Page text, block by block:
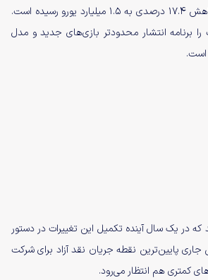
و رزرواسیون خالص با کاهش ۱۷.۴ درصدی به ۱.۵ میلیارد یورو رسیده است.
برنامه انتشار محدودتر بازی‌های جدید و مدل
است.
که در یک سال آینده تکمیل این تغییرات در دستور
جاری پایین‌ترین نقطه جریان نقد آزاد برای شرکت
کمتری هم انتظار می‌رود.